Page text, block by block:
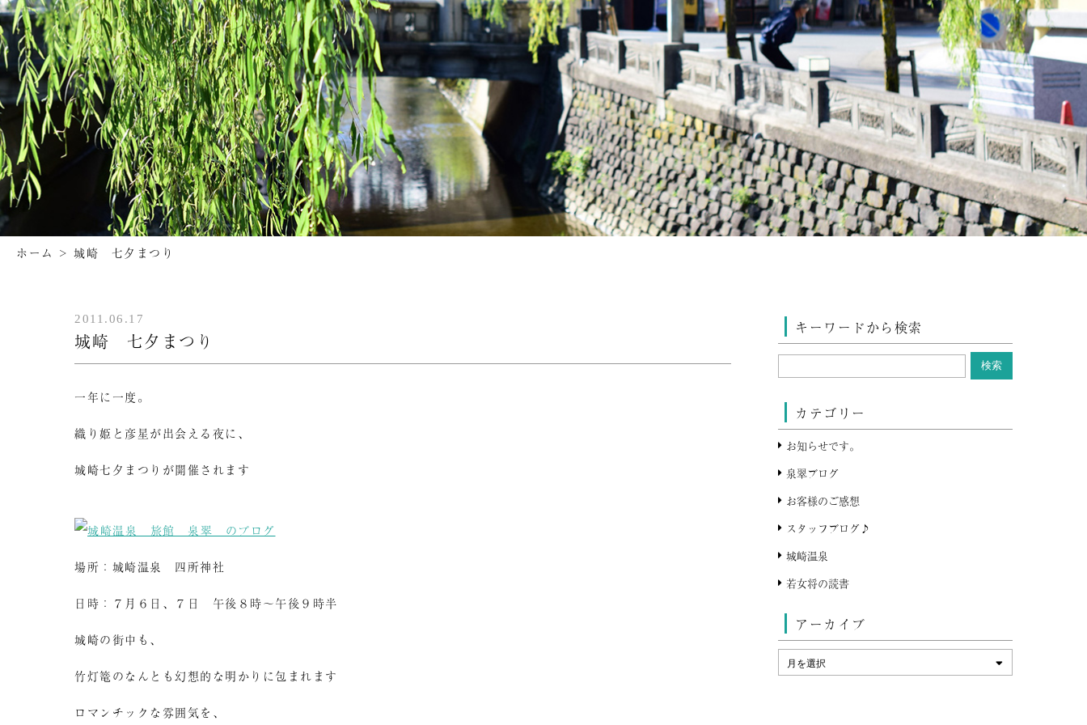
ホーム > 城崎 七夕まつり
2011.06.17
城崎 七夕まつり
一年に一度。
織り姫と彦星が出会える夜に、
城崎七夕まつりが開催されます
場所：城崎温泉 四所神社
日時：７月６日、７日 午後８時～午後９時半
城崎の街中も、
竹灯篭のなんとも幻想的な明かりに包まれます
ロマンチックな雰囲気を、
キーワードから検索
カテゴリー
お知らせです。
泉翠ブログ
お客様のご感想
スタッフブログ♪
城崎温泉
若女将の読書
アーカイブ